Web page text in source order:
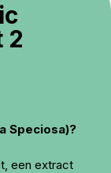
2
Speciosa)?
een extract